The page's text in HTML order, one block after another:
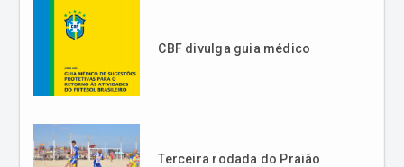
CBF divulga guia médico
Terceira rodada do Praião